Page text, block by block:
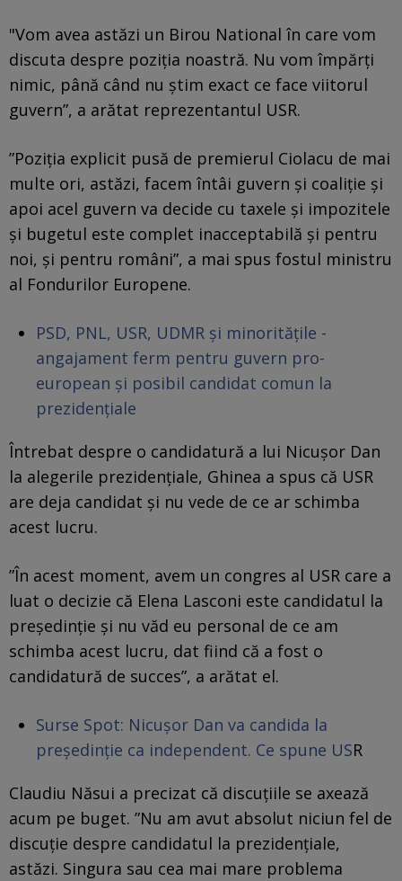
"Vom avea astăzi un Birou National în care vom
discuta despre poziţia noastră. Nu vom împărţi
nimic, până când nu ştim exact ce face viitorul
guvern”, a arătat reprezentantul USR.
”Poziţia explicit pusă de premierul Ciolacu de mai
multe ori, astăzi, facem întâi guvern şi coaliţie şi
apoi acel guvern va decide cu taxele şi impozitele
şi bugetul este complet inacceptabilă şi pentru
noi, şi pentru români”, a mai spus fostul ministru
al Fondurilor Europene.
PSD, PNL, USR, UDMR și minoritățile -
angajament ferm pentru guvern pro-
european și posibil candidat comun la
prezidențiale
Întrebat despre o candidatură a lui Nicuşor Dan
la alegerile prezidenţiale, Ghinea a spus că USR
are deja candidat și nu vede de ce ar schimba
acest lucru.
”În acest moment, avem un congres al USR care a
luat o decizie că Elena Lasconi este candidatul la
preşedinţie şi nu văd eu personal de ce am
schimba acest lucru, dat fiind că a fost o
candidatură de succes”, a arătat el.
Surse Spot: Nicușor Dan va candida la
președinție ca independent. Ce spune USR
Claudiu Năsui a precizat că discuțiile se axează
acum pe buget. ”Nu am avut absolut niciun fel de
discuţie despre candidatul la prezidenţiale,
astăzi. Singura sau cea mai mare problema